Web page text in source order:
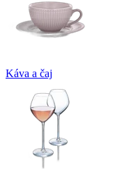
Káva a čaj